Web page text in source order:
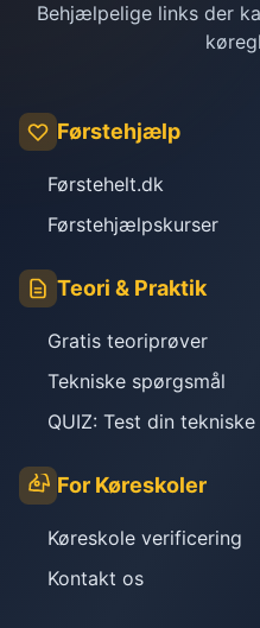
Behjælpelige links der
Førstehjælp
Førstehelt.dk
Førstehjælpskurser
Teori & Praktik
Gratis teoriprøver
Tekniske spørgsmål
QUIZ: Test din
For Køreskoler
Køreskole verificering
Kontakt os